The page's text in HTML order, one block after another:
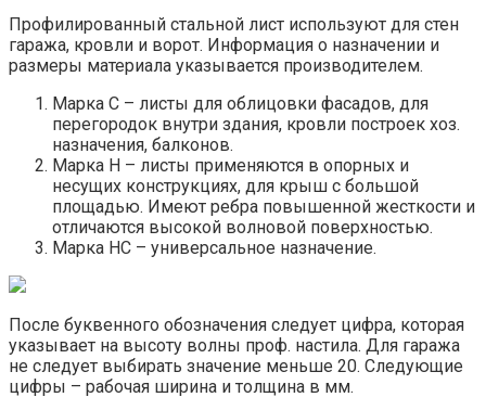
Профилированный стальной лист используют для стен
гаража, кровли и ворот. Информация о назначении и
размеры материала указывается производителем.
Марка С – листы для облицовки фасадов, для
перегородок внутри здания, кровли построек хоз.
назначения, балконов.
Марка Н – листы применяются в опорных и
несущих конструкциях, для крыш с большой
площадью. Имеют ребра повышенной жесткости и
отличаются высокой волновой поверхностью.
Марка НС – универсальное назначение.
После буквенного обозначения следует цифра, которая
указывает на высоту волны проф. настила. Для гаража
не следует выбирать значение меньше 20. Следующие
цифры – рабочая ширина и толщина в мм.